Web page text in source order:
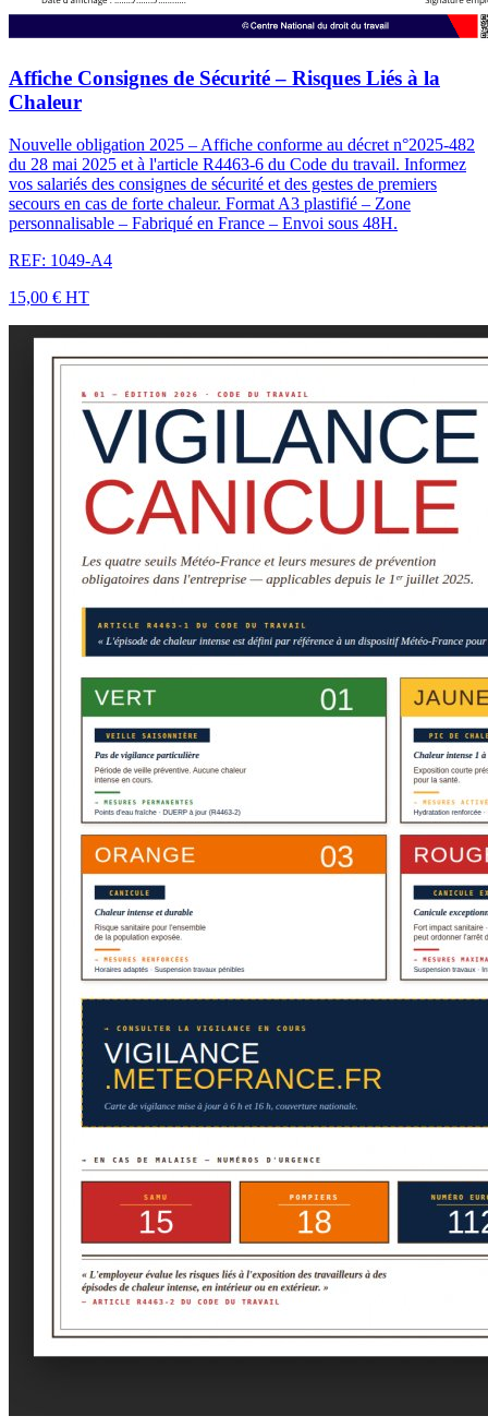
Affiche Consignes de Sécurité – Risques Liés à la
Chaleur
Nouvelle obligation 2025 – Affiche conforme au décret n°2025-482
du 28 mai 2025 et à l'article R4463-6 du Code du travail. Informez
vos salariés des consignes de sécurité et des gestes de premiers
secours en cas de forte chaleur. Format A3 plastifié – Zone
personnalisable – Fabriqué en France – Envoi sous 48H.
REF: 1049-A4
15,00 € HT